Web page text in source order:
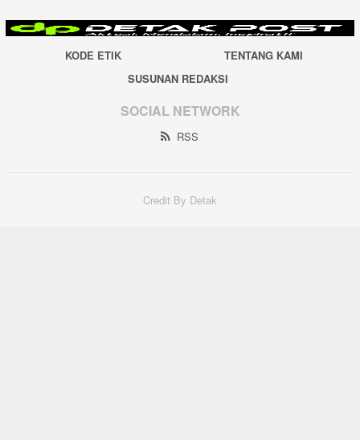
KODE ETIK
TENTANG KAMI
SUSUNAN REDAKSI
SOCIAL NETWORK
RSS
Credit By Detak